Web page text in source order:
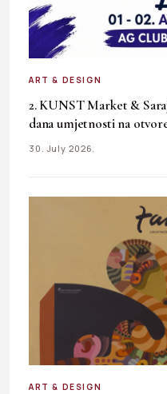
ART & DESIGN
2. KUNST Market &
dana umjetnosti na
30. July 2026.
ART & DESIGN